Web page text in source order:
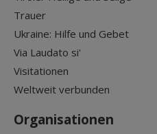
Trauer
Ukraine: Hilfe und Gebet
Via Laudato si'
Visitationen
Weltweit verbunden
Organisationen